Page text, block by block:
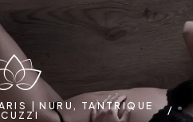
| NURU, TANTRIQUE